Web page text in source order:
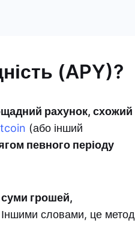
(APY)?
рахунок, схожий
(або інший
певного періоду
грошей,
Іншими словами, це метод